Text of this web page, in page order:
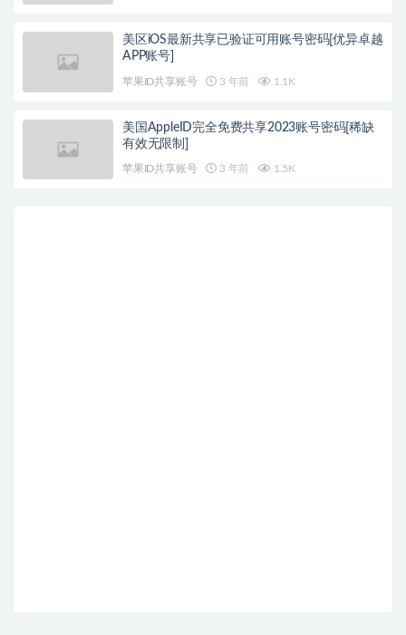
美区iOS最新共享已验证可用账号密码[优异卓越
APP账号]
苹果ID共享账号 3 年前 1.1K
美国AppleID完全免费共享2023账号密码[稀缺
有效无限制]
苹果ID共享账号 3 年前 1.5K